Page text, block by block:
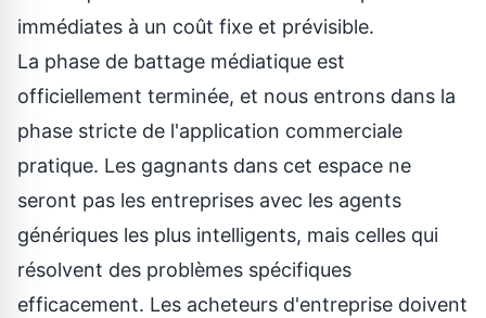
immédiates à un coût fixe et prévisible.
La phase de battage médiatique est
officiellement terminée, et nous entrons dans la
phase stricte de l'application commerciale
pratique. Les gagnants dans cet espace ne
seront pas les entreprises avec les agents
génériques les plus intelligents, mais celles qui
résolvent des problèmes spécifiques
efficacement. Les acheteurs d'entreprise doivent